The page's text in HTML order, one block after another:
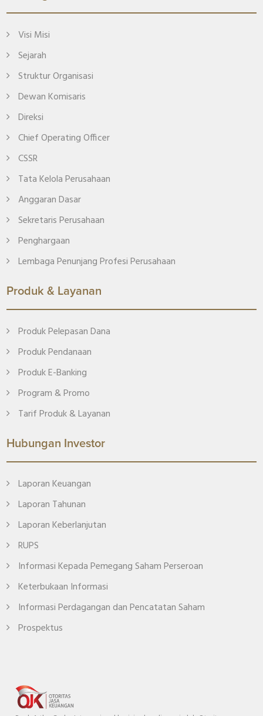
Visi Misi
Sejarah
Struktur Organisasi
Dewan Komisaris
Direksi
Chief Operating Officer
CSSR
Tata Kelola Perusahaan
Anggaran Dasar
Sekretaris Perusahaan
Penghargaan
Lembaga Penunjang Profesi Perusahaan
Produk & Layanan
Produk Pelepasan Dana
Produk Pendanaan
Produk E-Banking
Program & Promo
Tarif Produk & Layanan
Hubungan Investor
Laporan Keuangan
Laporan Tahunan
Laporan Keberlanjutan
RUPS
Informasi Kepada Pemegang Saham Perseroan
Keterbukaan Informasi
Informasi Perdagangan dan Pencatatan Saham
Prospektus